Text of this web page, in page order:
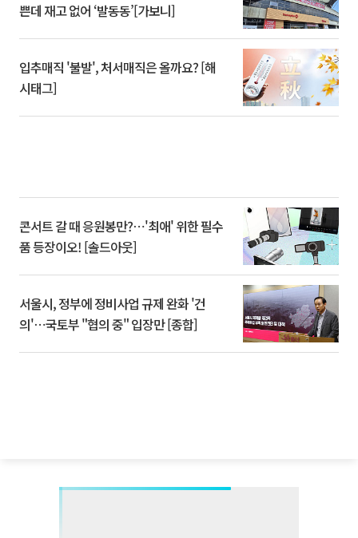
쁜데 재고 없어 ‘발동동’[가보니]
입추매직 '불발', 처서매직은 올까요? [해
시태그]
콘서트 갈 때 응원봉만?⋯'최애' 위한 필수
품 등장이오! [솔드아웃]
서울시, 정부에 정비사업 규제 완화 '건
의'⋯국토부 "협의 중" 입장만 [종합]